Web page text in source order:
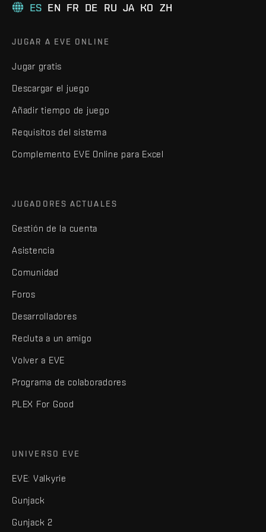
ES EN FR DE RU JA KO ZH
JUGAR A EVE ONLINE
Jugar gratis
Descargar el juego
Añadir tiempo de juego
Requisitos del sistema
Complemento EVE Online para Excel
JUGADORES ACTUALES
Gestión de la cuenta
Asistencia
Comunidad
Foros
Desarrolladores
Recluta a un amigo
Volver a EVE
Programa de colaboradores
PLEX For Good
UNIVERSO EVE
EVE: Valkyrie
Gunjack
Gunjack 2